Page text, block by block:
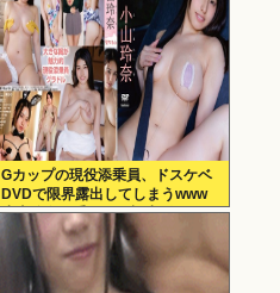
Gカップの現役添乗員、ドスケベ
DVDで限界露出してしまうwww
小山玲奈、手ぶらや極小ビキニで
大放出！！新作「聖なる山」の動
画＆画像まとめ！